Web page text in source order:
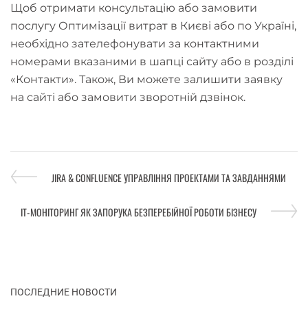
Щоб отримати консультацію або замовити
послугу Оптимізації витрат в Києві або по Україні,
необхідно зателефонувати за контактними
номерами вказаними в шапці сайту або в розділі
«Контакти». Також, Ви можете залишити заявку
на сайті або замовити зворотній дзвінок.
JIRA & CONFLUENCE УПРАВЛІННЯ ПРОЕКТАМИ ТА ЗАВДАННЯМИ
ІТ-МОНІТОРИНГ ЯК ЗАПОРУКА БЕЗПЕРЕБІЙНОЇ РОБОТИ БІЗНЕСУ
ПОСЛЕДНИЕ НОВОСТИ